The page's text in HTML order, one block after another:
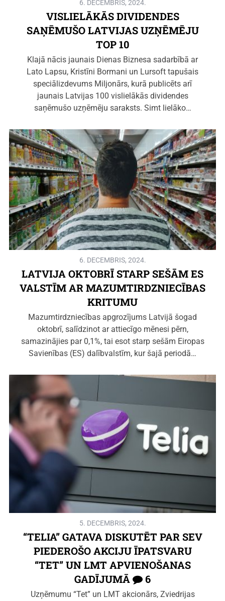
6. DECEMBRIS, 2024.
VISLIELĀKĀS DIVIDENDES
SAŅĒMUŠO LATVIJAS UZŅĒMĒJU
TOP 10
Klajā nācis jaunais Dienas Biznesa sadarbībā ar
Lato Lapsu, Kristīni Bormani un Lursoft tapušais
speciālizdevums Miljonārs, kurā publicēts arī
jaunais Latvijas 100 vislielākās dividendes
saņēmušo uzņēmēju saraksts. Simt lielāko…
6. DECEMBRIS, 2024.
LATVIJA OKTOBRĪ STARP SEŠĀM ES
VALSTĪM AR MAZUMTIRDZNIECĪBAS
KRITUMU
Mazumtirdzniecības apgrozījums Latvijā šogad
oktobrī, salīdzinot ar attiecīgo mēnesi pērn,
samazinājies par 0,1%, tai esot starp sešām Eiropas
Savienības (ES) dalībvalstīm, kur šajā periodā…
5. DECEMBRIS, 2024.
“TELIA” GATAVA DISKUTĒT PAR SEV
PIEDEROŠO AKCIJU ĪPATSVARU
“TET” UN LMT APVIENOŠANAS
GADĪJUMĀ
6
Uzņēmumu “Tet” un LMT akcionārs, Zviedrijas